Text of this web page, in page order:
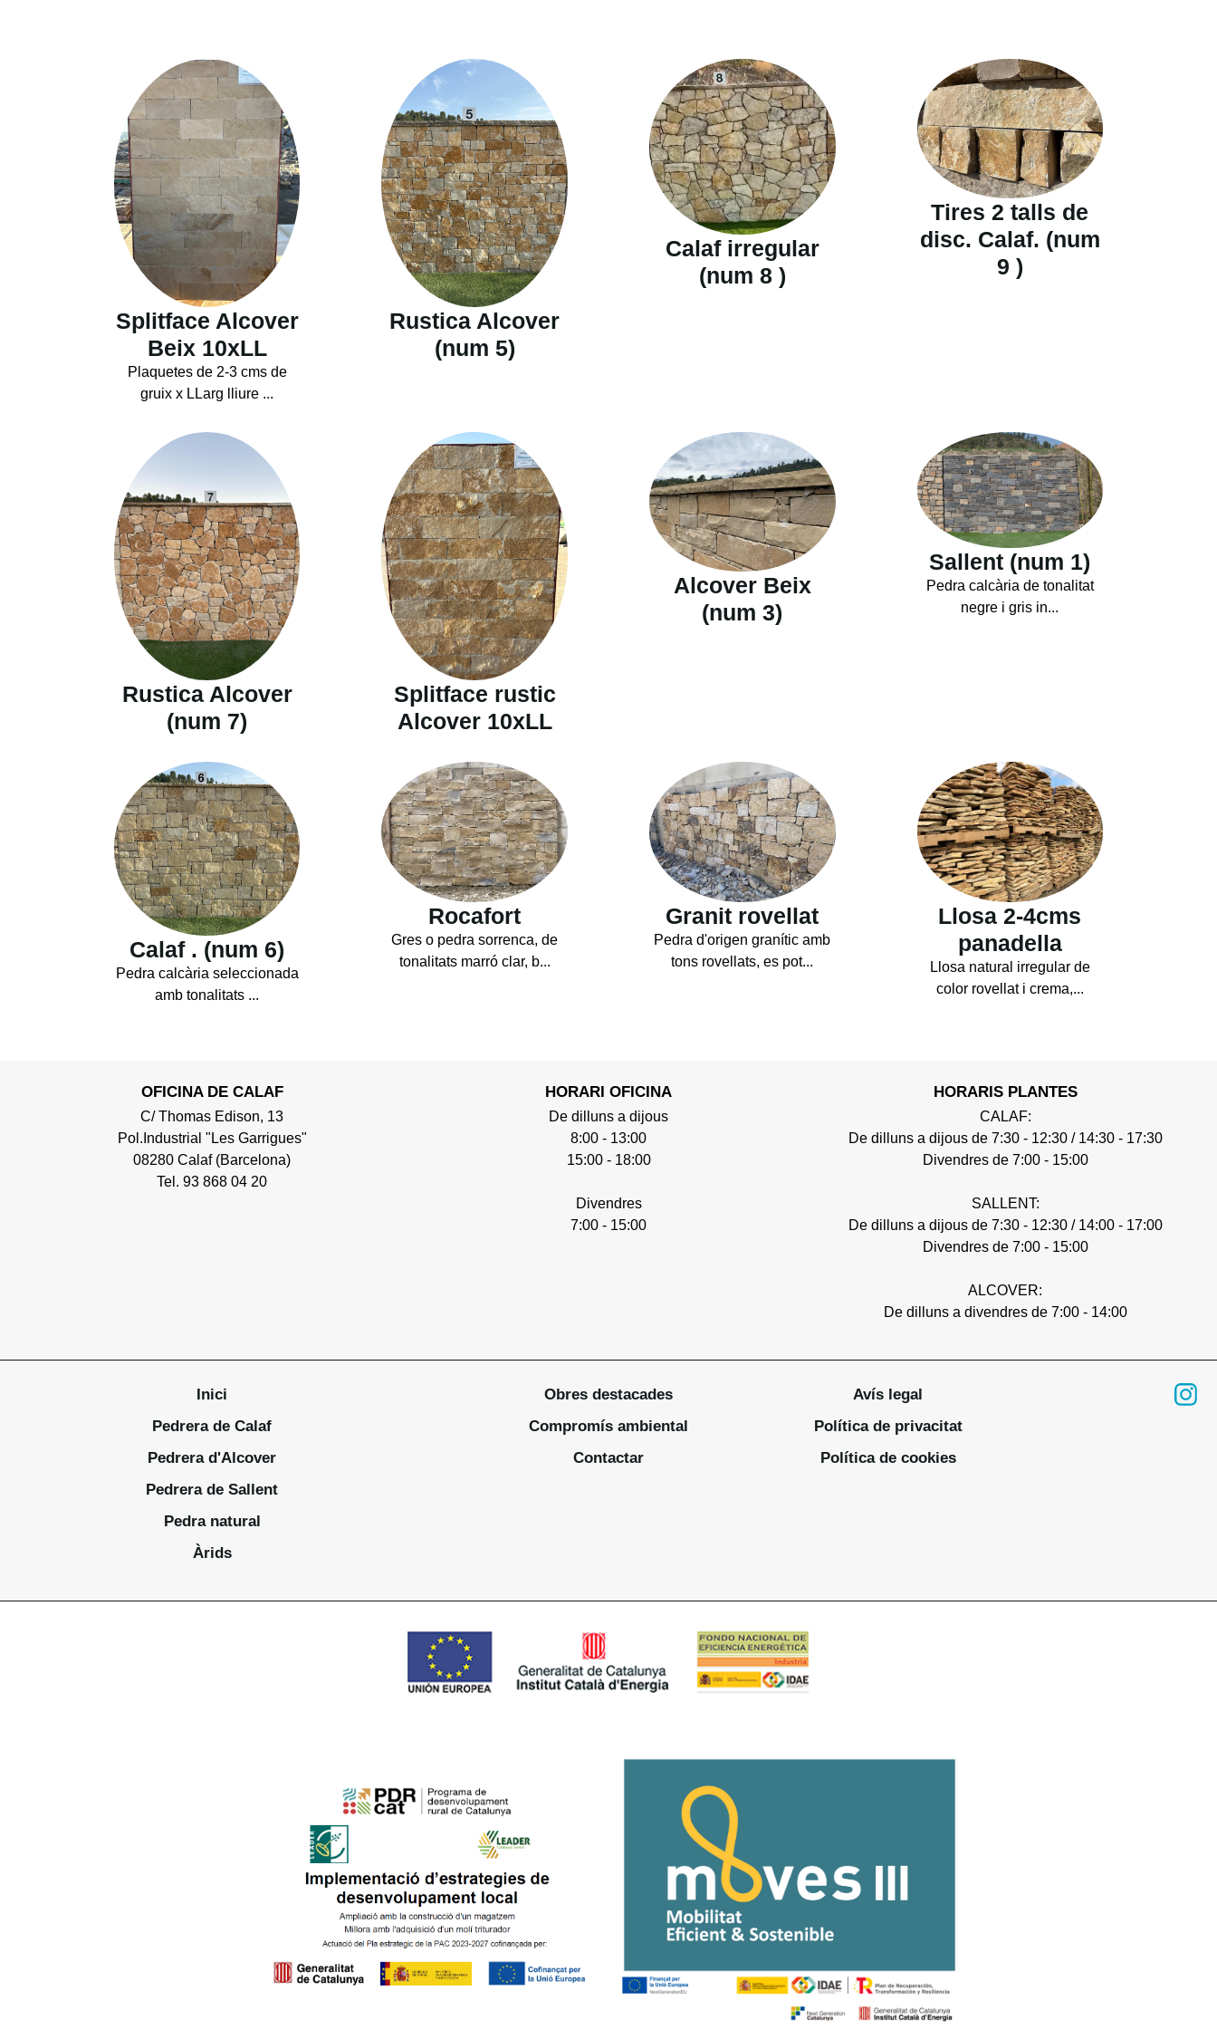
Splitface Alcover
Beix 10xLL
Plaquetes de 2-3 cms de
gruix x LLarg lliure ...
Rustica Alcover
(num 5)
Calaf irregular
(num 8 )
Tires 2 talls de
disc. Calaf. (num
9 )
Rustica Alcover
(num 7)
Splitface rustic
Alcover 10xLL
Alcover Beix
(num 3)
Sallent (num 1)
Pedra calcària de tonalitat
negre i gris in...
Calaf . (num 6)
Pedra calcària seleccionada
amb tonalitats ...
Rocafort
Gres o pedra sorrenca, de
tonalitats marró clar, b...
Granit rovellat
Pedra d'origen granític amb
tons rovellats, es pot...
Llosa 2-4cms
panadella
Llosa natural irregular de
color rovellat i crema,...
OFICINA DE CALAF
C/ Thomas Edison, 13
Pol.Industrial "Les Garrigues"
08280 Calaf (Barcelona)
Tel. 93 868 04 20
HORARI OFICINA
De dilluns a dijous
8:00 - 13:00
15:00 - 18:00
Divendres
7:00 - 15:00
HORARIS PLANTES
CALAF:
De dilluns a dijous de 7:30 - 12:30 / 14:30 - 17:30
Divendres de 7:00 - 15:00
SALLENT:
De dilluns a dijous de 7:30 - 12:30 / 14:00 - 17:00
Divendres de 7:00 - 15:00
ALCOVER:
De dilluns a divendres de 7:00 - 14:00
Inici
Pedrera de Calaf
Pedrera d'Alcover
Pedrera de Sallent
Pedra natural
Àrids
Obres destacades
Compromís ambiental
Contactar
Avís legal
Política de privacitat
Política de cookies